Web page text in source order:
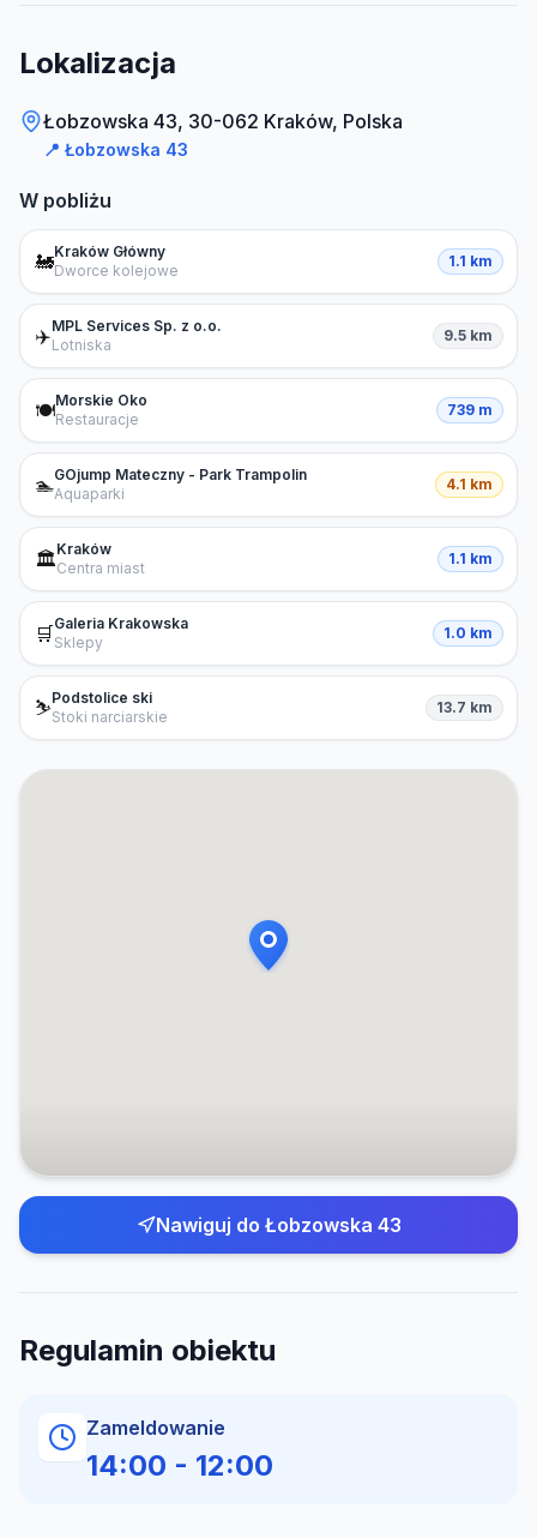
Lokalizacja
Łobzowska 43, 30-062 Kraków, Polska
📍 Łobzowska 43
W pobliżu
🚂Kraków Główny
Dworce kolejowe
1.1 km
✈️MPL Services Sp. z o.o.
Lotniska
9.5 km
🍽️Morskie Oko
Restauracje
739 m
🏊GOjump Mateczny - Park Trampolin
Aquaparki
4.1 km
🏛️Kraków
Centra miast
1.1 km
🛒Galeria Krakowska
Sklepy
1.0 km
⛷️Podstolice ski
Stoki narciarskie
13.7 km
Nawiguj do Łobzowska 43
Regulamin obiektu
Zameldowanie
14:00 - 12:00